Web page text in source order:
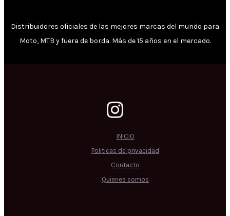
Distribuidores oficiales de las mejores marcas del mundo para
Moto, MTB y fuera de borda. Más de 15 años en el mercado.
INICIO
Politicas de privacidad
Contacto
Quienes somos